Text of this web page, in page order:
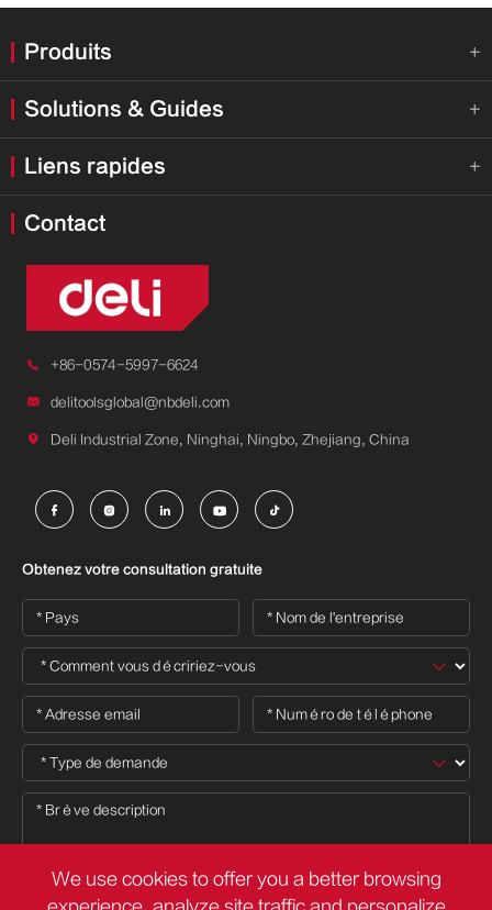
Produits 
Solutions & Guides 
Liens rapides 
Contact
 +86-0574-5997-6624
 delitoolsglobal@nbdeli.com
 Deli Industrial Zone, Ninghai, Ningbo, Zhejiang, China
    
Obtenez votre consultation gratuite
We use cookies to offer you a better browsing